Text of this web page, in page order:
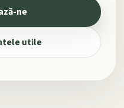
ne
utile